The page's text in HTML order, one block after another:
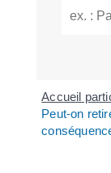
Accueil
Peut-on